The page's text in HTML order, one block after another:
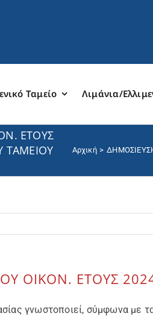
Ταμείο Λιμάνια/
ΕΤΟΥΣ
ΤΑΜΕΙΟΥ
Αρχική
ΟΙΚΟΝ. ΕΤΟΥΣ
γνωστοποιεί, σύμφωνα με